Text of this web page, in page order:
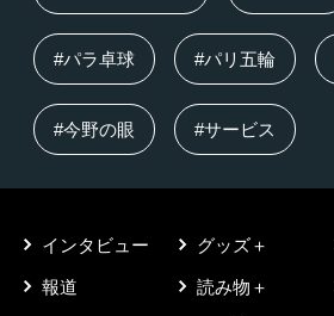
#パラ卓球 #パリ五輪
#今野の眼 #サービス
インタビュー グッズ＋
報道 読み物＋